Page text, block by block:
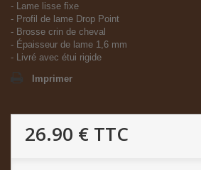
- Lame lisse fixe
- Profil de lame Drop Point
- Brosse crin de cheval
- Épaisseur de lame 1,6 mm
- Livré avec étui rigide
Imprimer
26.90 € TTC